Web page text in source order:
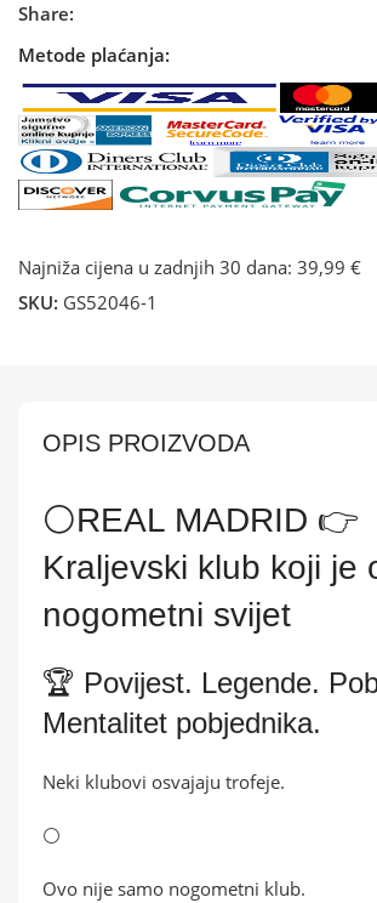
Share:
Metode plaćanja:
Najniža cijena u zadnjih 30 dana: 39,99 €
SKU: GS52046-1
OPIS PROIZVODA
⚪REAL MADRID 👉
Kraljevski klub koji je
nogometni svijet
🏆 Povijest. Legende.
Mentalitet pobjednika.
Neki klubovi osvajaju trofeje.
⚪
Ovo nije samo nogometni klub.